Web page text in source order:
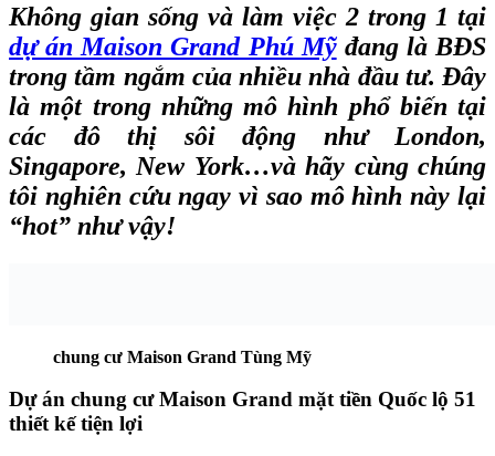
Không gian sống và làm việc 2 trong 1 tại
dự án Maison Grand Phú Mỹđang là BĐS
trong tầm ngắm của nhiều nhà đầu tư. Đây
là một trong những mô hình phổ biến tại
các đô thị sôi động như London,
Singapore, New York…và hãy cùng chúng
tôi nghiên cứu ngay vì sao mô hình này lại
“hot” như vậy!
chung cư Maison Grand Tùng Mỹ
Dự án chung cư Maison Grand mặt tiền Quốc lộ 51
thiết kế tiện lợi